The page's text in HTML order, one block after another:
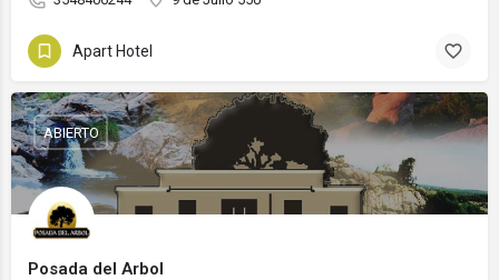
Apart Hotel
Posada del Arbol
ABIERTO